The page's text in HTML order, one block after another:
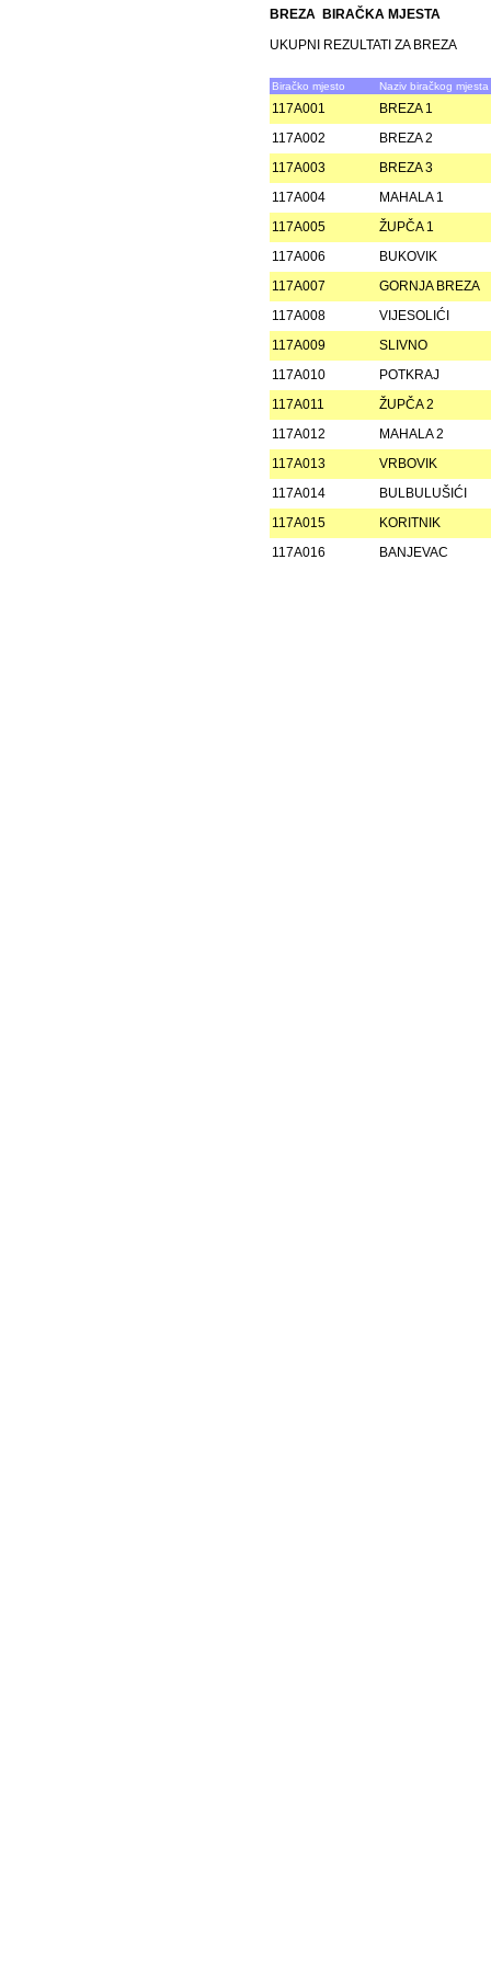
BREZA BIRAČKA MJESTA
UKUPNI REZULTATI ZA BREZA
Biračko mjesto Naziv biračkog mjesta
117A001
BREZA 1
117A002
BREZA 2
117A003
BREZA 3
117A004
MAHALA 1
117A005
ŽUPČA 1
117A006
BUKOVIK
117A007
GORNJA BREZA
117A008
VIJESOLIĆI
117A009
SLIVNO
117A010
POTKRAJ
117A011
ŽUPČA 2
117A012
MAHALA 2
117A013
VRBOVIK
117A014
BULBULUŠIĆI
117A015
KORITNIK
117A016
BANJEVAC